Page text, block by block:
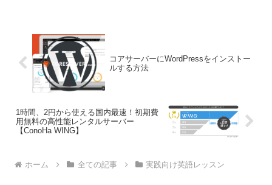
コアサーバーにWordPressをインストー
ルする方法
1時間、2円から使える国内最速！初期費
用無料の高性能レンタルサーバー
【ConoHa WING】
ホーム 全ての記事 実践向け英語レッスン